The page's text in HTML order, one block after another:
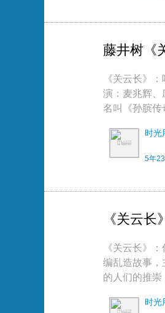
藤井树《
《关云长》
演：麦兆辉、
名叫《孙膑传
时光
5年
《关云长
《关云长》
编乱造故事，
的人们的推崇
时光